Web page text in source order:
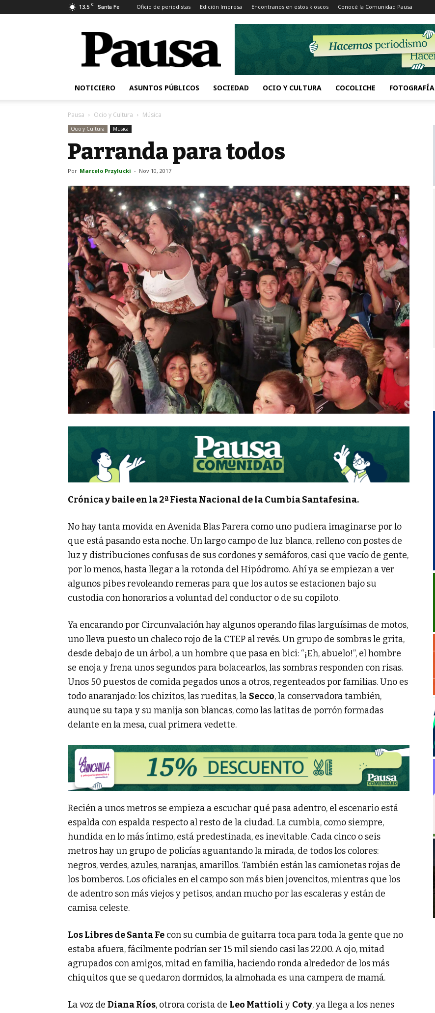
13.5 C Santa Fe Oficio de periodistas Edición Impresa Encontranos en estos kioscos Conocé la Comunidad Pausa
Pausa
NOTICIERO ASUNTOS PÚBLICOS SOCIEDAD OCIO Y CULTURA COCOLICHE FOTOGRAFÍA
Pausa Ocio y Cultura Música
Ocio y Cultura Música
Parranda para todos
Por Marcelo Przylucki - Nov 10, 2017
Crónica y baile en la 2ª Fiesta Nacional de la Cumbia Santafesina.
No hay tanta movida en Avenida Blas Parera como uno pudiera imaginarse por lo
que está pasando esta noche. Un largo campo de luz blanca, relleno con postes de
luz y distribuciones confusas de sus cordones y semáforos, casi que vacío de gente,
por lo menos, hasta llegar a la rotonda del Hipódromo. Ahí ya se empiezan a ver
algunos pibes revoleando remeras para que los autos se estacionen bajo su
custodia con honorarios a voluntad del conductor o de su copiloto.
Ya encarando por Circunvalación hay algunos operando filas larguísimas de motos,
uno lleva puesto un chaleco rojo de la CTEP al revés. Un grupo de sombras le grita,
desde debajo de un árbol, a un hombre que pasa en bici: “¡Eh, abuelo!”, el hombre
se enoja y frena unos segundos para bolacearlos, las sombras responden con risas.
Unos 50 puestos de comida pegados unos a otros, regenteados por familias. Uno es
todo anaranjado: los chizitos, las rueditas, la Secco, la conservadora también,
aunque su tapa y su manija son blancas, como las latitas de porrón formadas
delante en la mesa, cual primera vedette.
Recién a unos metros se empieza a escuchar qué pasa adentro, el escenario está
espalda con espalda respecto al resto de la ciudad. La cumbia, como siempre,
hundida en lo más íntimo, está predestinada, es inevitable. Cada cinco o seis
metros hay un grupo de policías aguantando la mirada, de todos los colores:
negros, verdes, azules, naranjas, amarillos. También están las camionetas rojas de
los bomberos. Los oficiales en el campo son más bien jovencitos, mientras que los
de adentro son más viejos y petisos, andan mucho por las escaleras y están de
camisa celeste.
Los Libres de Santa Fe con su cumbia de guitarra toca para toda la gente que no
estaba afuera, fácilmente podrían ser 15 mil siendo casi las 22.00. A ojo, mitad
agrupados con amigos, mitad en familia, haciendo ronda alrededor de los más
chiquitos que se quedaron dormidos, la almohada es una campera de mamá.
La voz de Diana Ríos, otrora corista de Leo Mattioli y Coty, ya llega a los nenes